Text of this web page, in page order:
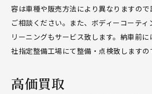
容は車種や販売方法により異なりますの
ご相談ください。また、ボディーコーティ
リーニングもサービス致します。納車前に
社指定整備工場にて整備・点検致しますの
高価買取